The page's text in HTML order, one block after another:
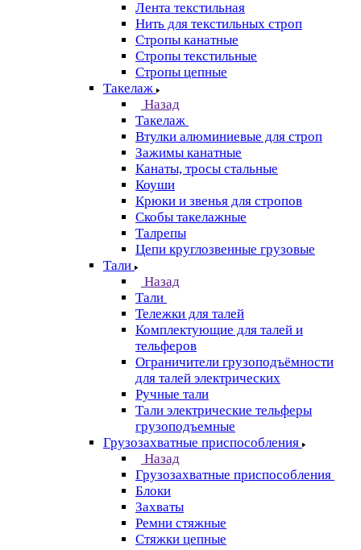
Лента текстильная
Нить для текстильных строп
Стропы канатные
Стропы текстильные
Стропы цепные
Такелаж
Назад
Такелаж
Втулки алюминиевые для строп
Зажимы канатные
Канаты, тросы стальные
Коуши
Крюки и звенья для стропов
Скобы такелажные
Талрепы
Цепи круглозвенные грузовые
Тали
Назад
Тали
Тележки для талей
Комплектующие для талей и
тельферов
Ограничители грузоподъёмности
для талей электрических
Ручные тали
Тали электрические тельферы
грузоподъемные
Грузозахватные приспособления
Назад
Грузозахватные приспособления
Блоки
Захваты
Ремни стяжные
Стяжки цепные